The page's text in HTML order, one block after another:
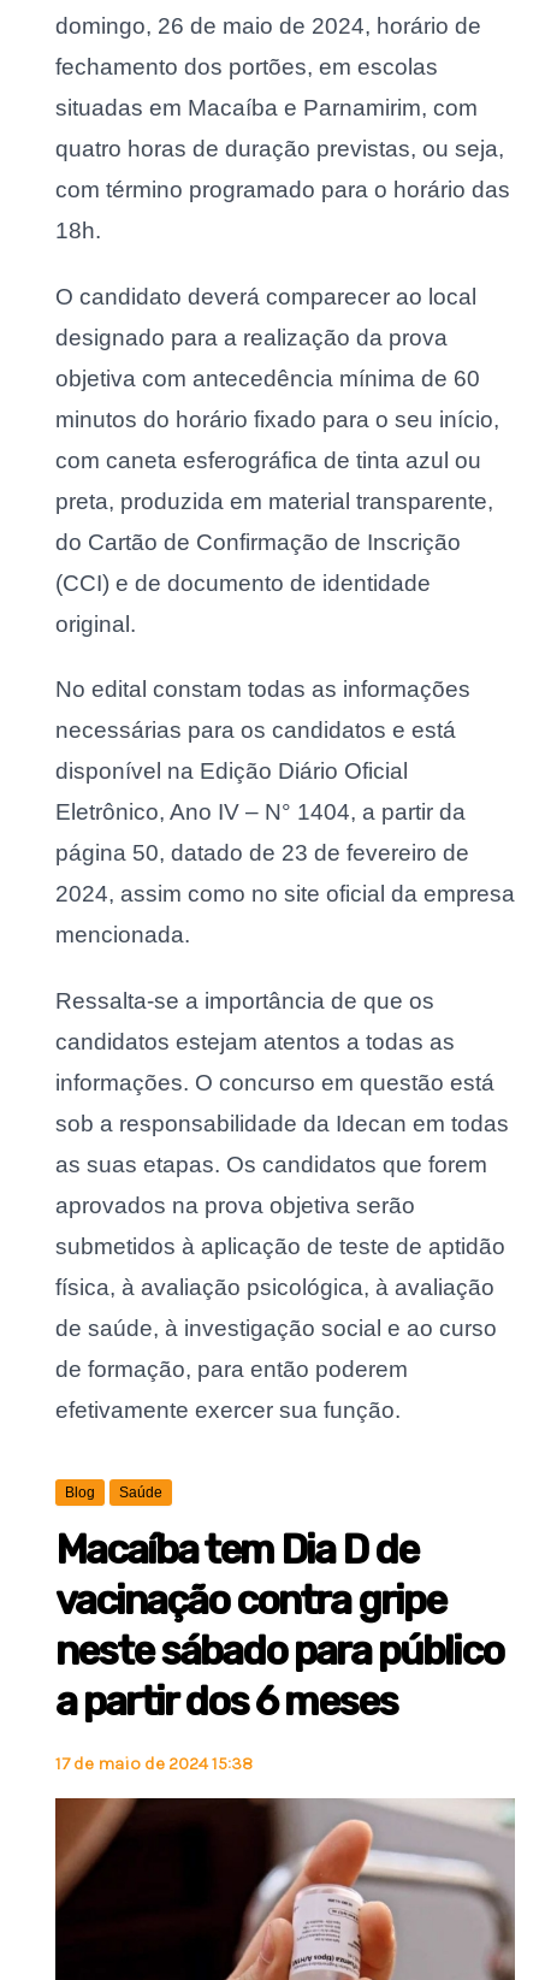
domingo, 26 de maio de 2024, horário de
fechamento dos portões, em escolas
situadas em Macaíba e Parnamirim, com
quatro horas de duração previstas, ou seja,
com término programado para o horário das
18h.
O candidato deverá comparecer ao local
designado para a realização da prova
objetiva com antecedência mínima de 60
minutos do horário fixado para o seu início,
com caneta esferográfica de tinta azul ou
preta, produzida em material transparente,
do Cartão de Confirmação de Inscrição
(CCI) e de documento de identidade
original.
No edital constam todas as informações
necessárias para os candidatos e está
disponível na Edição Diário Oficial
Eletrônico, Ano IV – N° 1404, a partir da
página 50, datado de 23 de fevereiro de
2024, assim como no site oficial da empresa
mencionada.
Ressalta-se a importância de que os
candidatos estejam atentos a todas as
informações. O concurso em questão está
sob a responsabilidade da Idecan em todas
as suas etapas. Os candidatos que forem
aprovados na prova objetiva serão
submetidos à aplicação de teste de aptidão
física, à avaliação psicológica, à avaliação
de saúde, à investigação social e ao curso
de formação, para então poderem
efetivamente exercer sua função.
Blog Saúde
Macaíba tem Dia D de
vacinação contra gripe
neste sábado para público
a partir dos 6 meses
17 de maio de 2024 15:38